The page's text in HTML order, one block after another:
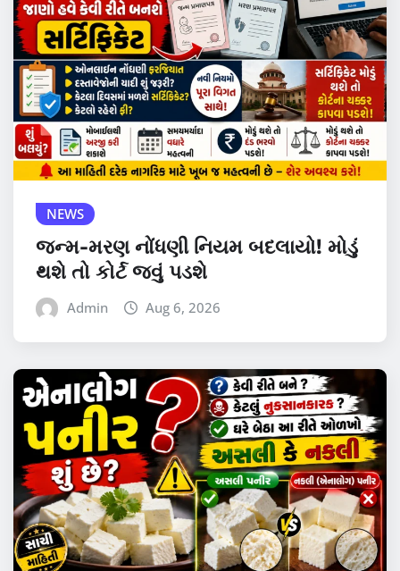
NEWS
જન્મ-મરણ નોંધણી નિયમ બદલાયો! મોડું
થશે તો કોર્ટ જવું પડશે
Admin Aug 6, 2026